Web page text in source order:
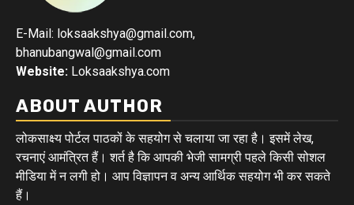
E-Mail: loksaakshya@gmail.com,
bhanubangwal@gmail.com
Website: Loksaakshya.com
ABOUT AUTHOR
लोकसाक्ष्य पोर्टल पाठकों के सहयोग से चलाया जा रहा है। इसमें लेख,
रचनाएं आमंत्रित हैं। शर्त है कि आपकी भेजी सामग्री पहले किसी सोशल
मीडिया में न लगी हो। आप विज्ञापन व अन्य आर्थिक सहयोग भी कर सकते
हैं।